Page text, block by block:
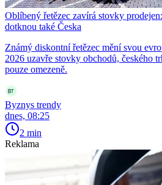
Oblíbený řetězec zavírá stovky
dotknou také Česka
Známý diskontní řetězec mění svou
2026 uzavře stovky obchodů, českého
pouze omezeně.
Byznys trendy
dnes, 08:25
2 min
Reklama